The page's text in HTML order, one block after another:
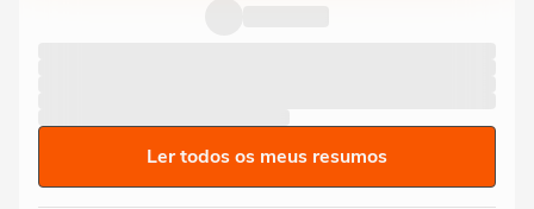
Ler todos os meus resumos